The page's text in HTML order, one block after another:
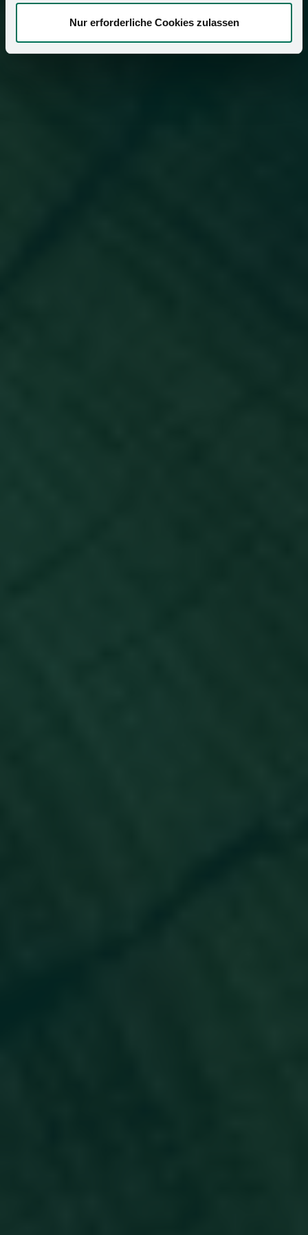
Nur erforderliche Cookies zulassen